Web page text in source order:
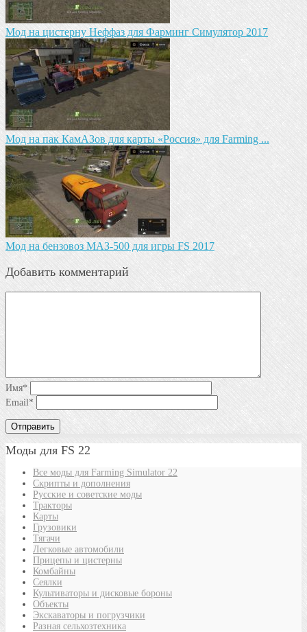
Mод на цистерну Неффаз для Фарминг Симулятор 2017
Мод на пак КамАЗов для карты «Россия» для Farming ...
Мод на бензовоз МАЗ-500 для игры FS 2017
Добавить комментарий
Имя*
Email*
Моды для FS 22
Все моды для Farming Simulator 22
Скрипты и дополнения
Русские и советские моды
Тракторы
Карты
Грузовики
Тягачи
Легковые автомобили
Прицепы и цистерны
Комбайны
Сеялки
Культиваторы и дисковые бороны
Объекты
Экскаваторы и погрузчики
Разная сельхозтехника